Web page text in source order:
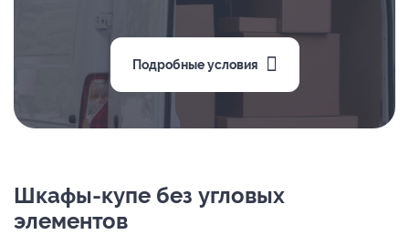
Подробные условия
Шкафы-купе без угловых
элементов